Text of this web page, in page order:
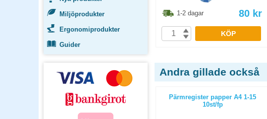
Miljöprodukter
Ergonomiprodukter
Guider
1-2 dagar
KÖP
1-2 dagar 80 kr
KÖP
Andra gillade också
Träryggspärm A4 grön
Pärmregister papper A4 1-15
10st/fp